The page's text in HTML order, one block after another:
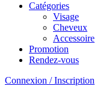
Catégories
Visage
Cheveux
Accessoire
Promotion
Rendez-vous
Connexion / Inscription